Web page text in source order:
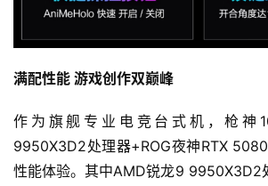
满配性能 游戏创作双巅峰
作为旗舰专业电竞台式机，枪神
9950X3D2处理器+ROG夜神RTX
性能体验。其中AMD锐龙9 9950X3D2